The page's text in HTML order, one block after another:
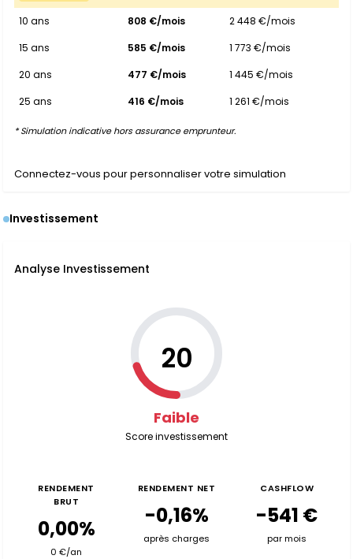
10 ans 808 €/mois
2 448 €/mois
15 ans
585 €/mois
1 773 €/mois
20 ans
477 €/mois
1 445 €/mois
25 ans
416 €/mois 1 261 €/mois
* Simulation indicative hors assurance emprunteur.
Connectez-vous pour personnaliser votre simulation
Investissement
Analyse Investissement
20
Faible
Score investissement
RENDEMENT
BRUT
0,00%
0 €/an
RENDEMENT NET
-0,16%
après charges
CASHFLOW
-541 €
par mois